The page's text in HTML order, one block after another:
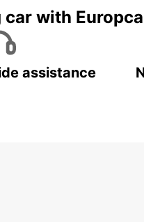
with
assistance